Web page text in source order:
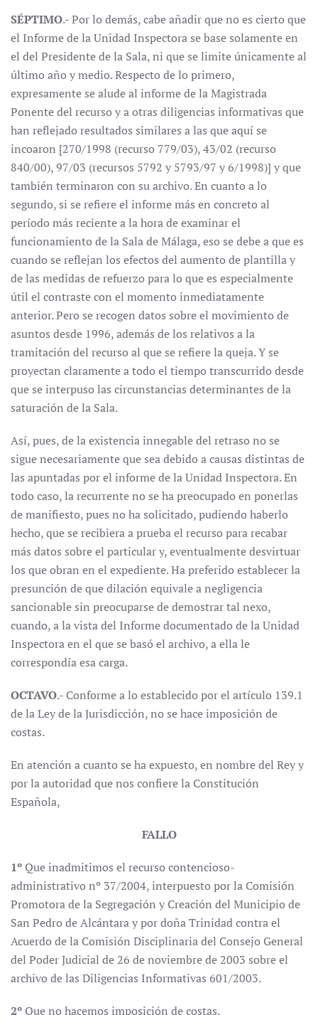
SÉPTIMO.- Por lo demás, cabe añadir que no es cierto que
el Informe de la Unidad Inspectora se base solamente en
el del Presidente de la Sala, ni que se limite únicamente al
último año y medio. Respecto de lo primero,
expresamente se alude al informe de la Magistrada
Ponente del recurso y a otras diligencias informativas que
han reflejado resultados similares a las que aquí se
incoaron [270/1998 (recurso 779/03), 43/02 (recurso
840/00), 97/03 (recursos 5792 y 5793/97 y 6/1998)] y que
también terminaron con su archivo. En cuanto a lo
segundo, si se refiere el informe más en concreto al
período más reciente a la hora de examinar el
funcionamiento de la Sala de Málaga, eso se debe a que es
cuando se reflejan los efectos del aumento de plantilla y
de las medidas de refuerzo para lo que es especialmente
útil el contraste con el momento inmediatamente
anterior. Pero se recogen datos sobre el movimiento de
asuntos desde 1996, además de los relativos a la
tramitación del recurso al que se refiere la queja. Y se
proyectan claramente a todo el tiempo transcurrido desde
que se interpuso las circunstancias determinantes de la
saturación de la Sala.
Así, pues, de la existencia innegable del retraso no se
sigue necesariamente que sea debido a causas distintas de
las apuntadas por el informe de la Unidad Inspectora. En
todo caso, la recurrente no se ha preocupado en ponerlas
de manifiesto, pues no ha solicitado, pudiendo haberlo
hecho, que se recibiera a prueba el recurso para recabar
más datos sobre el particular y, eventualmente desvirtuar
los que obran en el expediente. Ha preferido establecer la
presunción de que dilación equivale a negligencia
sancionable sin preocuparse de demostrar tal nexo,
cuando, a la vista del Informe documentado de la Unidad
Inspectora en el que se basó el archivo, a ella le
correspondía esa carga.
OCTAVO.- Conforme a lo establecido por el artículo 139.1
de la Ley de la Jurisdicción, no se hace imposición de
costas.
En atención a cuanto se ha expuesto, en nombre del Rey y
por la autoridad que nos confiere la Constitución
Española,
FALLO
1º Que inadmitimos el recurso contencioso-
administrativo nº 37/2004, interpuesto por la Comisión
Promotora de la Segregación y Creación del Municipio de
San Pedro de Alcántara y por doña Trinidad contra el
Acuerdo de la Comisión Disciplinaria del Consejo General
del Poder Judicial de 26 de noviembre de 2003 sobre el
archivo de las Diligencias Informativas 601/2003.
2º Que no hacemos imposición de costas.